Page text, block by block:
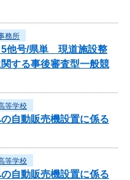
務所
5他号/県単 現道施設整
する事後審査型一般競
等学校
自動販売機設置に係る
等学校
自動販売機設置に係る